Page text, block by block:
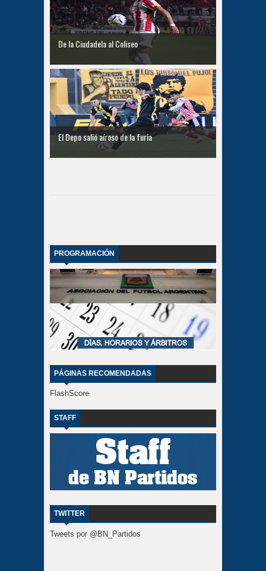
De la Ciudadela al Coliseo
El Depo salió aíroso de la furia
PROGRAMACIÓN
PÁGINAS RECOMENDADAS
FlashScore
STAFF
TWITTER
Tweets por @BN_Partidos